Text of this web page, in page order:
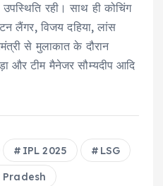
रही। साथ ही कोचिंग
लैंगर, विजय दहिया, लांस
से मुलाकात के दौरान
और टीम मैनेजर सौम्यदीप आदि
IPL 2025 LSG